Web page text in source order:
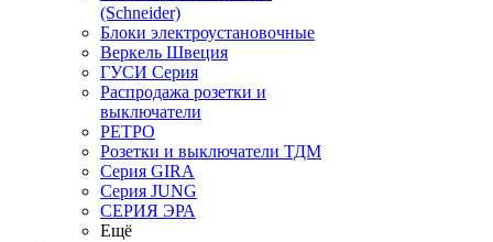
(Schneider)
Блоки электроустановочные
Веркель Швеция
ГУСИ Серия
Распродажа розетки и
выключатели
РЕТРО
Розетки и выключатели ТДМ
Серия GIRA
Серия JUNG
СЕРИЯ ЭРА
Ещё